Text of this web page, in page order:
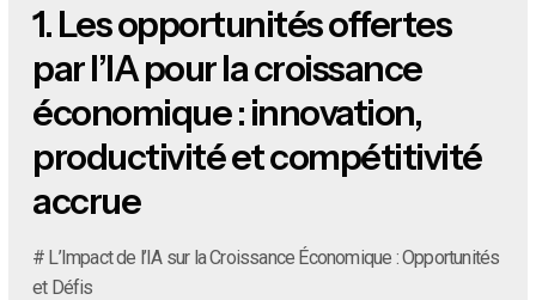
1.Les opportunités offertes
par l’IA pour la croissance
économique : innovation,
productivité et compétitivité
accrue
# L’Impact de l’IA sur la Croissance Économique : Opportunités
et Défis